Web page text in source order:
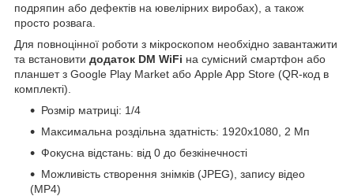
подряпин або дефектів на ювелірних виробах), а також
просто розвага.
Для повноцінної роботи з мікроскопом необхідно завантажити
та встановити додаток DM WiFi на сумісний смартфон або
планшет з Google Play Market або Apple App Store (QR-код в
комплекті).
Розмір матриці: 1/4
Максимальна роздільна здатність: 1920x1080, 2 Мп
Фокусна відстань: від 0 до безкінечності
Можливість створення знімків (JPEG), запису відео
(MP4)